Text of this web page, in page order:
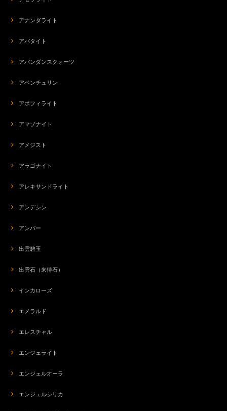
アナンダライト
アパタイト
アバンダンスクォーツ
アベンチュリン
アポフィライト
アマゾナイト
アメジスト
アラゴナイト
アレキサンドライト
アンデシン
アンバー
出雲碧玉
出雲石（来待石）
インカローズ
エメラルド
エレスチャル
エンジェライト
エンジェルオーラ
エンジェルシリカ